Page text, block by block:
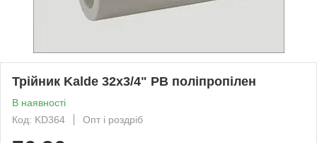
Трійник Kalde 32х3/4" РВ поліпропілен
В наявності
Код: KD364
Опт і роздріб